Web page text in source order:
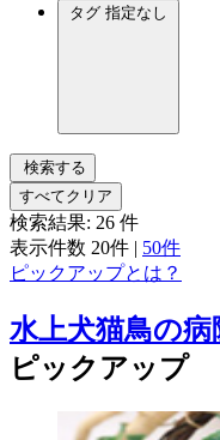
タグ 指定なし
検索する
すべてクリア
検索結果: 26 件
表示件数 20件 | 50件
ピックアップとは？
水上犬猫鳥の病
ピックアップ